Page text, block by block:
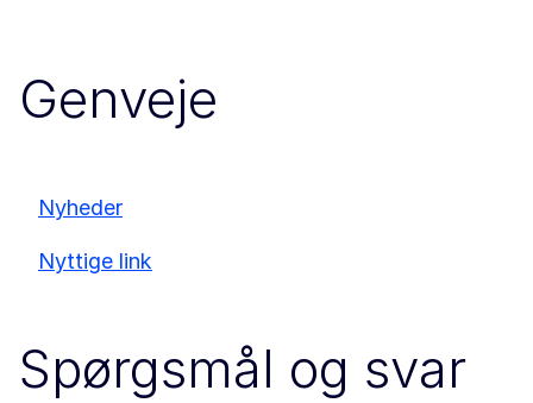
Genveje
Nyheder
Nyttige link
Spørgsmål og svar